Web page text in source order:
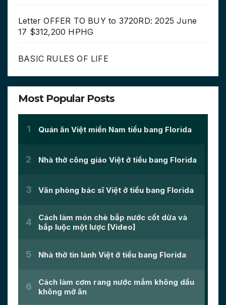
Letter OFFER TO BUY to 3720RD: 2025 June
17 $312,200 HPHG
BASIC RULES OF LIFE
Most Popular Posts